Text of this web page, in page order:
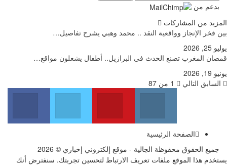
بدعم من
المزيد من المشاركات
بين فخر الإنجاز وواقعية النقد .. محمد وهبي يشرح تفاصيل…
يوليو 25, 2026
قمصان المغرب تصنع الحدث في البرازيل.. أطفال يشعلون مواقع…
يونيو 19, 2026
السابق التالي
1 من 87
الصفحة الرئيسية
جميع الحقوق محفوظة الجالية - موقع إلكتروني إخباري © 2026
يستخدم هذا الموقع ملفات تعريف الارتباط لتحسين تجربتك. سنفترض أنك